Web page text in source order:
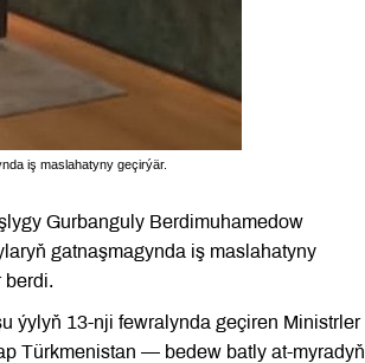
iş maslahatyny geçirýär.
Gurbanguly Berdimuhamedow
gatnaşmagynda iş maslahatyny
berdi.
ýylyň 13-nji fewralynda geçiren Ministrler
Türkmenistan — bedew batly at-myradyň